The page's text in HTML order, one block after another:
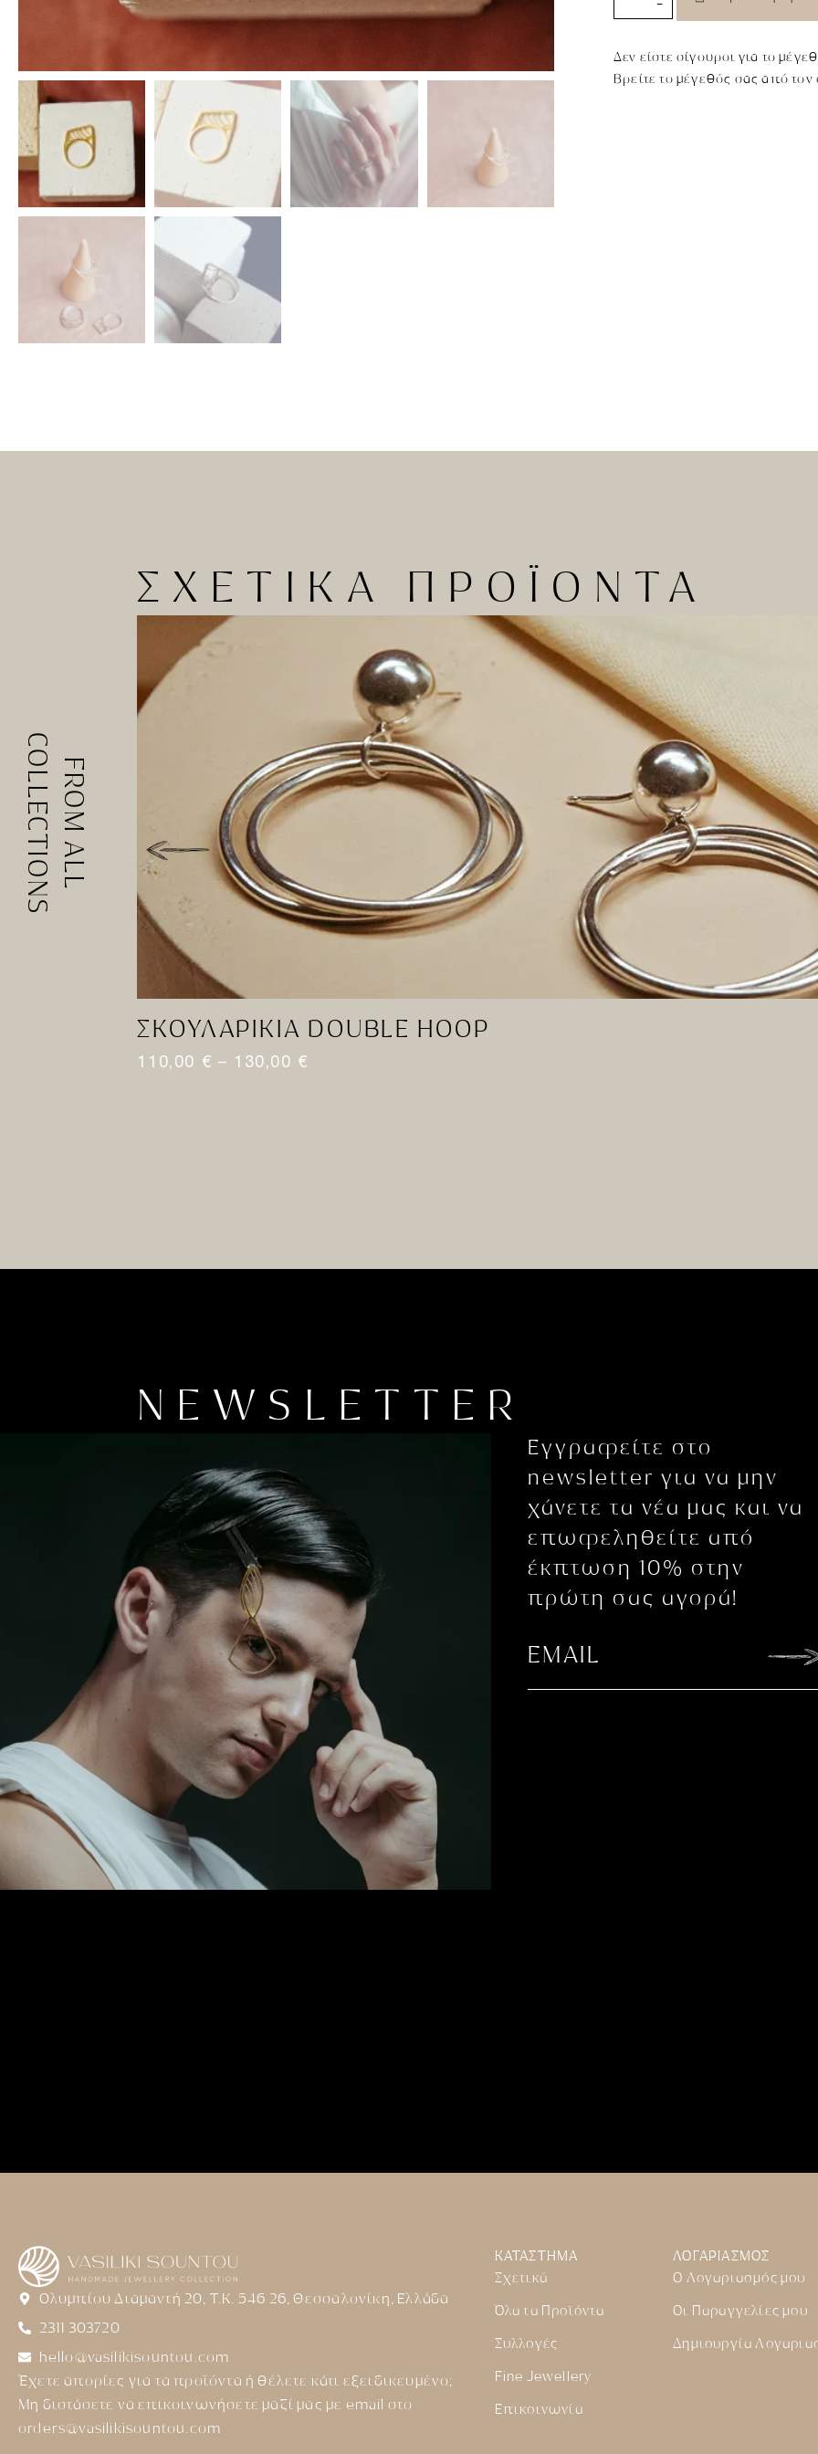
Δεν είστε σίγουροι για το
Βρείτε το μέγεθός σας από
FROM ALL
COLLECTIONS
ΣΧΕΤΙΚΑ ΠΡΟΪΟΝΤΑ
ΣΚΟΥΛΑΡΊΚΙΑ DOUBLE HOOP
110,00 € – 130,00 €
NEWSLETTER
Εγγραφείτε στο
newsletter για να μην
χάνετε τα νέα μας και να
επωφεληθείτε από
έκπτωση 10% στην
πρώτη σας αγορά!
Ολυμπίου Διαμαντή 20, Τ.Κ. 546 26, Θεσσαλονίκη, Ελλάδα
2311 303720
hello@vasilikisountou.com
Έχετε απορίες για τα προϊόντα ή θέλετε κάτι εξειδικευμένο;
Μη διστάσετε να επικοινωνήσετε μαζί μας με email στο
orders@vasilikisountou.com
ΚΑΤΑΣΤΗΜΑ
Σχετικά
Όλα τα Προϊόντα
Συλλογές
Fine Jewellery
Επικοινωνία
ΛΟΓΑΡΙΑΣΜΟΣ
Ο Λογαριασμός μου
Οι Παραγγελίες μου
Δημιουργία